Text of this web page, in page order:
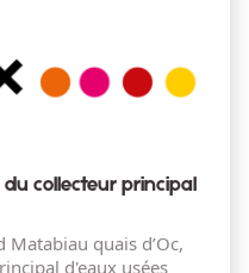
collecteur principal
quais d’Oc,
d'eaux usées